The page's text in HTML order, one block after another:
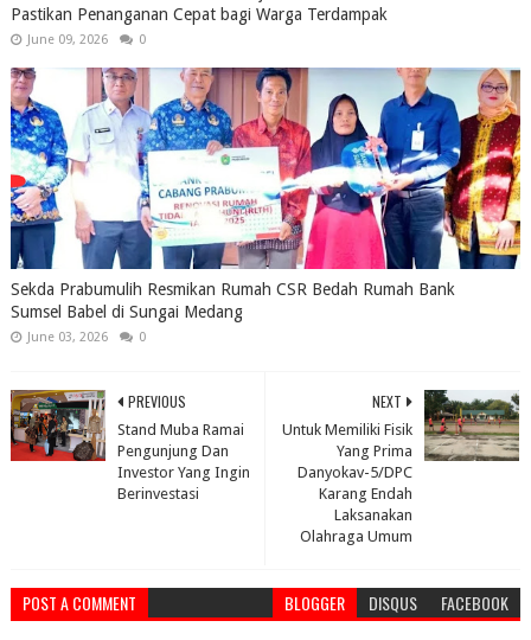
Pastikan Penanganan Cepat bagi Warga Terdampak
June 09, 2026 0
Sekda Prabumulih Resmikan Rumah CSR Bedah Rumah Bank
Sumsel Babel di Sungai Medang
June 03, 2026 0
NEXT
Untuk Memiliki Fisik
Yang Prima
Danyokav-5/DPC
Karang Endah
Laksanakan
Olahraga Umum
PREVIOUS
Stand Muba Ramai
Pengunjung Dan
Investor Yang Ingin
Berinvestasi
POST A COMMENT BLOGGER DISQUS FACEBOOK